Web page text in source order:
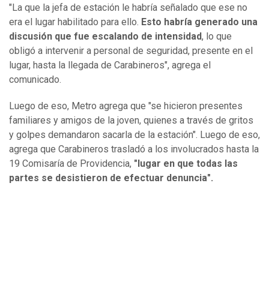
"La que la jefa de estación le habría señalado que ese no
era el lugar habilitado para ello. Esto habría generado una
discusión que fue escalando de intensidad, lo que
obligó a intervenir a personal de seguridad, presente en el
lugar, hasta la llegada de Carabineros", agrega el
comunicado.
Luego de eso, Metro agrega que "se hicieron presentes
familiares y amigos de la joven, quienes a través de gritos
y golpes demandaron sacarla de la estación". Luego de eso,
agrega que Carabineros trasladó a los involucrados hasta la
19 Comisaría de Providencia, "lugar en que todas las
partes se desistieron de efectuar denuncia".